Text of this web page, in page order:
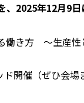
2025年12月9日
働き方 ～生産
開催（ぜひ会場